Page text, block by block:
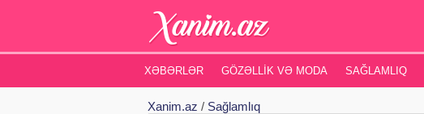
XƏBƏRLƏR GÖZƏLLIK VƏ MODA SAĞLAMLIQ
Xanim.az / Sağlamlıq